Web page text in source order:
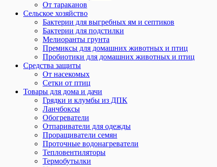
От тараканов
Сельское хозяйство
Бактерии для выгребных ям и септиков
Бактерии для подстилки
Мелиоранты грунта
Премиксы для домашних животных и птиц
Пробиотики для домашних животных и птиц
Средства защиты
От насекомых
Сетки от птиц
Товары для дома и дачи
Грядки и клумбы из ДПК
Ланчбоксы
Обогреватели
Отпариватели для одежды
Проращиватели семян
Проточные водонагреватели
Тепловентиляторы
Термобутылки